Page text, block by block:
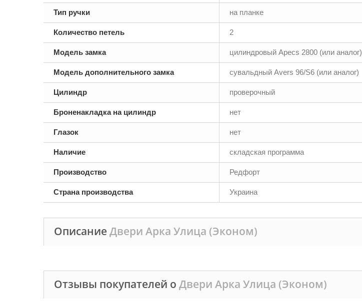
Тип ручки на планке
Количество петель 2
Модель замка цилиндровый Аpecs 2800 (или аналог)
Модель дополнительного замка сувальдный Аvers 96/S6 (или аналог)
Цилиндр проверочный
Броненакладка на цилиндр нет
Глазок нет
Наличие складская программа
Производство Редфорт
Страна производства Украина
Описание Двери Арка Улица (Эконом)
Отзывы покупателей о Двери Арка Улица (Эконом)